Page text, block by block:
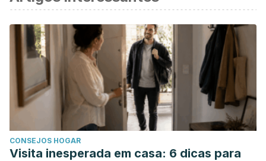
Boffetta P, Hashibe M. Alcohol and cancer. Lancet
Oncology. 2006.
Organisation WH. Global status report on alcohol and
health. World Heal Organ. 2014.
Schuckit MA. Alcohol-use disorders. The Lancet. 2009.
CONSEJOS HOGAR
Visita inesperada em casa: 6 dicas para